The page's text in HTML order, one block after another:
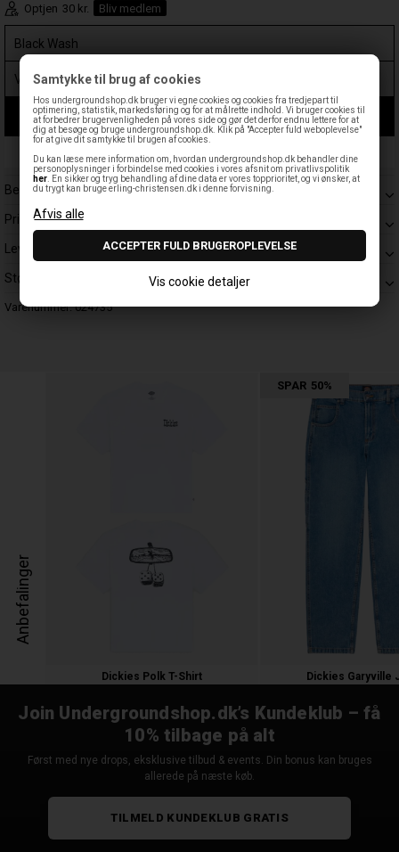
Samtykke til brug af cookies
Hos undergroundshop.dk bruger vi egne cookies og cookies fra tredjepart til
optimering, statistik, markedsføring og for at målrette indhold. Vi bruger cookies til
at forbedrer brugervenligheden på vores side og gør det derfor endnu lettere for at
dig at besøge og bruge undergroundshop.dk. Klik på "Accepter fuld weboplevelse"
for at give dit samtykke til brugen af cookies.
Du kan læse mere information om, hvordan undergroundshop.dk behandler dine
personoplysninger i forbindelse med cookies i vores afsnit om privatlivspolitik
her . En sikker og tryg behandling af dine data er vores topprioritet, og vi ønsker, at
du trygt kan bruge erling-christensen.dk i denne forvisning.
Vis cookie detaljer
Optjen 30 kr. Bliv medlem
LÆG I KURV
Leveringstid: 1-3 hverdage
Beskrivelse
Prisgaranti
Levering
Størrelsesguide
Varenummer:024735
Anbefalinger
Dickies Polk T-Shirt
SPAR 50%
Dickies Garyville
Join Undergroundshop.dk’s Kundeklub – få
10% tilbage på alt
Først med nye drops, eksklusive tilbud & events. Din bonus kan bruges
allerede på næste køb.
TILMELD KUNDEKLUB GRATIS